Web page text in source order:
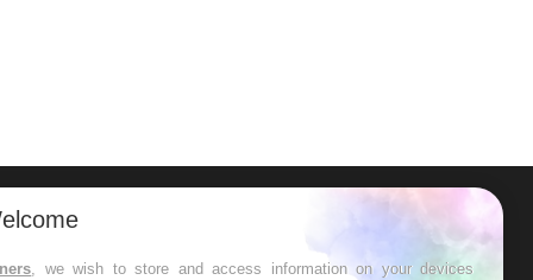
, we wish to store and access information on your devices